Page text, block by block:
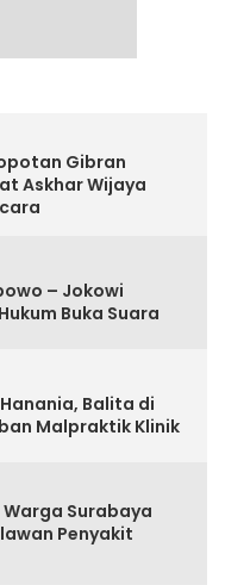
Gibran
Askhar Wijaya
– Jokowi
Buka Suara
Balita di
Malpraktik Klinik
Warga Surabaya
Penyakit